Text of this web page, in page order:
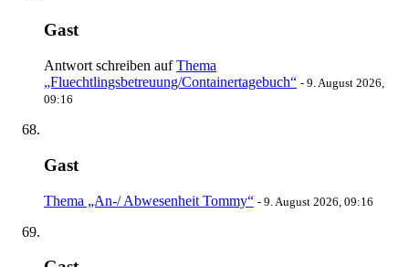
Gast
Antwort schreiben aufThema
„Fluechtlingsbetreuung/Containertagebuch“ - 9. August 2026,
09:16
Gast
Thema „An-/ Abwesenheit Tommy“ - 9. August 2026, 09:16